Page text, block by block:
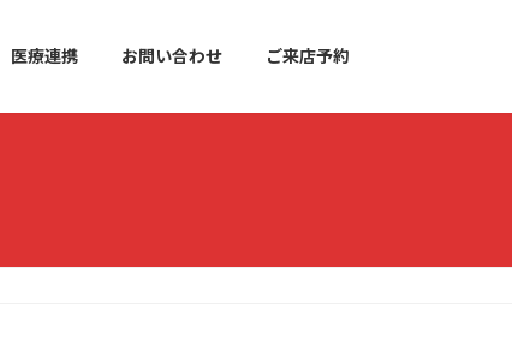
医療連携 お問い合わせ ご来店予約